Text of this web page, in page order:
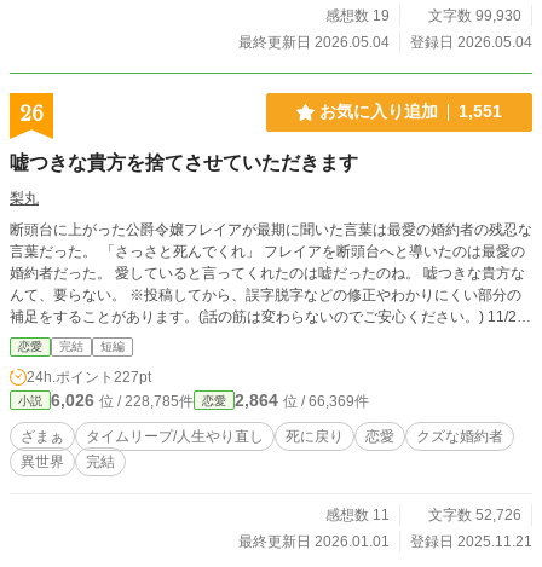
感想数 19
文字数 99,930
最終更新日 2026.05.04
登録日 2026.05.04
26 お気に入り追加 1,551
嘘つきな貴方を捨てさせていただきます
梨丸
断頭台に上がった公爵令嬢フレイアが最期に聞いた言葉は最愛の婚約者の残忍な
言葉だった。 「さっさと死んでくれ」 フレイアを断頭台へと導いたのは最愛の
婚約者だった。 愛していると言ってくれたのは嘘だったのね。 嘘つきな貴方な
んて、要らない。 ※投稿してから、誤字脱字などの修正やわかりにくい部分の
補足をすることがあります。(話の筋は変わらないのでご安心ください。) 11/27
HOTランキング5位ありがとうございます。 ※短編と長編の狭間のような長さに
なりそうなので、短編にするかもしれません。 1/2累計ポイント100万突破、あ
恋愛 完結 短編
24h.ポイント 227pt
小説 6,026 位 / 228,785件 恋愛 2,864 位 / 66,369件
ざまぁ タイムリープ/人生やり直し 死に戻り 恋愛
クズな婚約者
異世界
完結
感想数 11
文字数 52,726
最終更新日 2026.01.01
登録日 2025.11.21